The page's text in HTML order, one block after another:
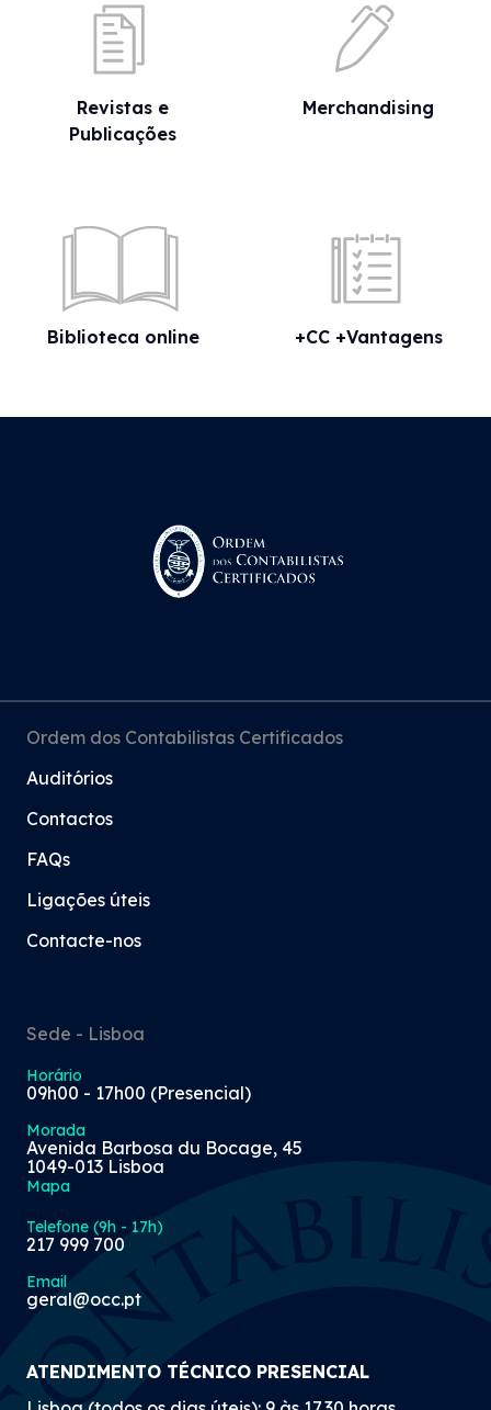
Revistas e
Publicações
Merchandising
Biblioteca online +CC +Vantagens
Ordem dos Contabilistas Certificados
Auditórios
Contactos
FAQs
Ligações úteis
Contacte-nos
Sede - Lisboa
Horário
09h00 - 17h00 (Presencial)
Morada
Avenida Barbosa du Bocage, 45
1049-013 Lisboa
Mapa
Telefone (9h - 17h)
217 999 700
Email
geral@occ.pt
ATENDIMENTO TÉCNICO PRESENCIAL